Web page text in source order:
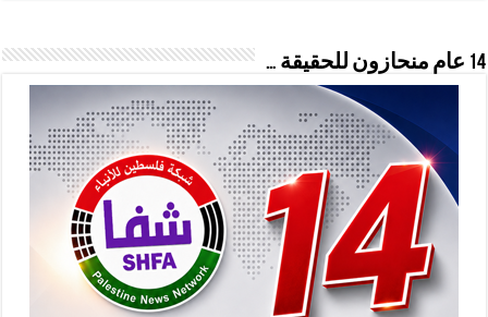
14 عام منحازون للحقيقة …